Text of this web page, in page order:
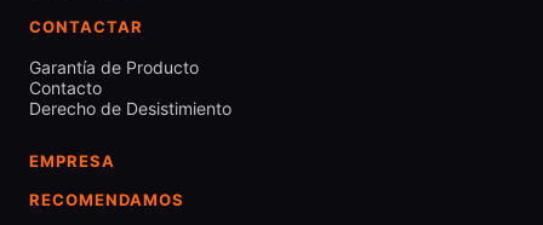
CONTACTAR
Garantía de Producto
Contacto
Derecho de Desistimiento
EMPRESA
RECOMENDAMOS